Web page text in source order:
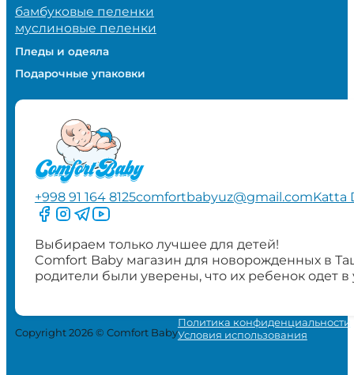
бамбуковые пеленки
муслиновые пеленки
Пледы и одеяла
Подарочные упаковки
+998 91 164 8125comfortbabyuz@gmail.comKatta
Следите за нами на Facebook
Следите за нами в Instagram
Следите за нами в Telegram
Следите за нами в YouTube
Выбираем только лучшее для детей!
Comfort Baby магазин для новорожденных в
родители были уверены, что их ребенок одет
Copyright 2026 © Comfort Baby
Политика конфиденциальности
Условия использования